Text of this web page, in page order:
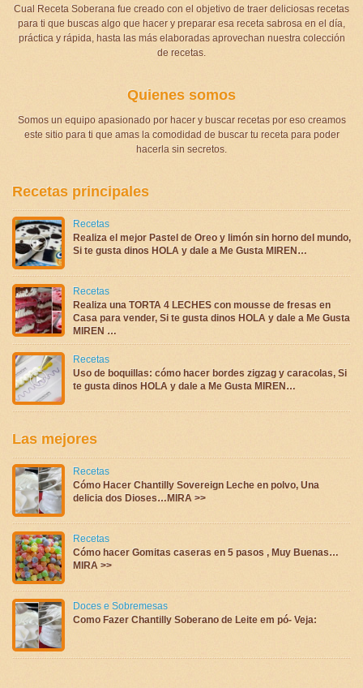
Cual Receta Soberana fue creado con el objetivo de traer deliciosas recetas
para ti que buscas algo que hacer y preparar esa receta sabrosa en el día,
práctica y rápida, hasta las más elaboradas aprovechan nuestra colección
de recetas.
Quienes somos
Somos un equipo apasionado por hacer y buscar recetas por eso creamos
este sitio para ti que amas la comodidad de buscar tu receta para poder
hacerla sin secretos.
Recetas principales
Recetas
Realiza el mejor Pastel de Oreo y limón sin horno del mundo,
Si te gusta dinos HOLA y dale a Me Gusta MIREN…
Recetas
Realiza una TORTA 4 LECHES con mousse de fresas en
Casa para vender, Si te gusta dinos HOLA y dale a Me Gusta
MIREN …
Recetas
Uso de boquillas: cómo hacer bordes zigzag y caracolas, Si
te gusta dinos HOLA y dale a Me Gusta MIREN…
Las mejores
Recetas
Cómo Hacer Chantilly Sovereign Leche en polvo, Una
delicia dos Dioses…MIRA >>
Recetas
Cómo hacer Gomitas caseras en 5 pasos , Muy Buenas…
MIRA >>
Doces e Sobremesas
Como Fazer Chantilly Soberano de Leite em pó- Veja: